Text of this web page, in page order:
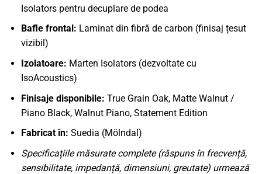
Isolators pentru decuplare de podea
Bafle frontal: Laminat din fibră de carbon (finisaj țesut
vizibil)
Izolatoare: Marten Isolators (dezvoltate cu
IsoAcoustics)
Finisaje disponibile: True Grain Oak, Matte Walnut /
Piano Black, Walnut Piano, Statement Edition
Fabricat în: Suedia (Mölndal)
Specificațiile măsurate complete (răspuns în frecvență,
sensibilitate, impedanță, dimensiuni, greutate) urmează